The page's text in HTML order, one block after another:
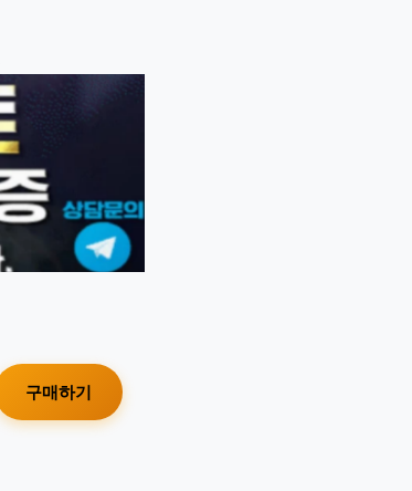
구매하기